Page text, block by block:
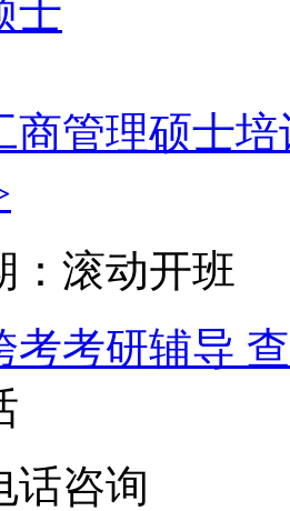
商管理硕士培
：滚动开班
考考研辅导
话咨询